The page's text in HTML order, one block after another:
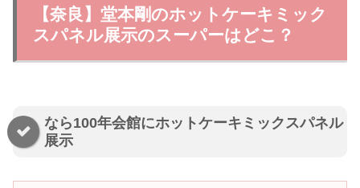
【奈良】堂本剛のホットケーキミック
スパネル展示のスーパーはどこ？
なら100年会館にホットケーキミックスパネル
展示